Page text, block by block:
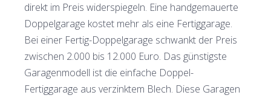
direkt im Preis widerspiegeln. Eine handgemauerte
Doppelgarage kostet mehr als eine Fertiggarage.
Bei einer Fertig-Doppelgarage schwankt der Preis
zwischen 2.000 bis 12.000 Euro. Das günstigste
Garagenmodell ist die einfache Doppel-
Fertiggarage aus verzinktem Blech. Diese Garagen